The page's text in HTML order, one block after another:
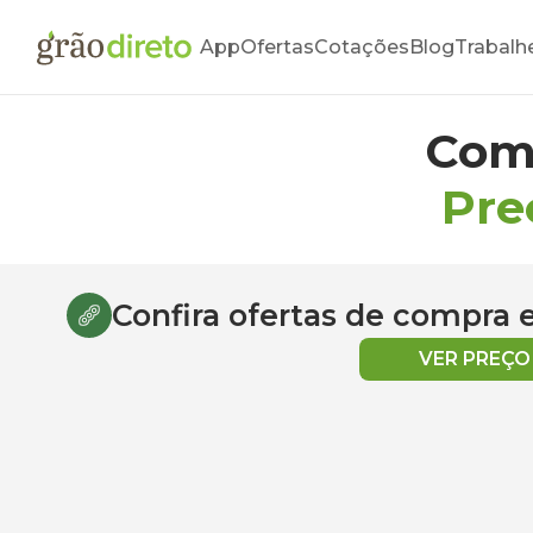
AppOfertasCotaçõesBlog
Confira ofertas de compra
VER